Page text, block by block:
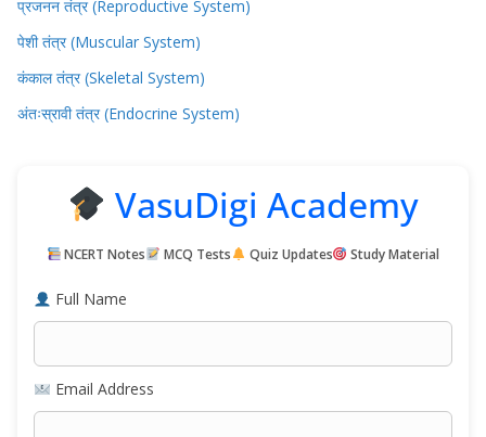
प्रजनन तंत्र (Reproductive System)
पेशी तंत्र (Muscular System)
कंकाल तंत्र (Skeletal System)
अंतःस्रावी तंत्र (Endocrine System)
VasuDigi Academy
NCERT Notes MCQ Tests Quiz Updates Study Material
Full Name
Email Address